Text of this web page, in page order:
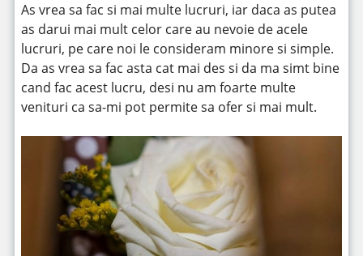
As vrea sa fac si mai multe lucruri, iar daca as putea
as darui mai mult celor care au nevoie de acele
lucruri, pe care noi le consideram minore si simple.
Da as vrea sa fac asta cat mai des si da ma simt bine
cand fac acest lucru, desi nu am foarte multe
venituri ca sa-mi pot permite sa ofer si mai mult.